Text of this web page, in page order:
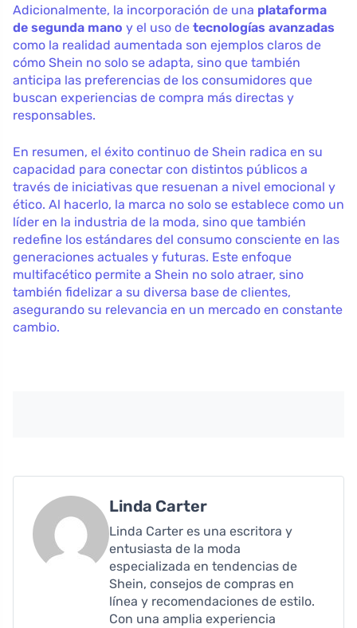
Adicionalmente, la incorporación de una plataforma
de segunda mano y el uso de tecnologías avanzadas
como la realidad aumentada son ejemplos claros de
cómo Shein no solo se adapta, sino que también
anticipa las preferencias de los consumidores que
buscan experiencias de compra más directas y
responsables.
En resumen, el éxito continuo de Shein radica en su
capacidad para conectar con distintos públicos a
través de iniciativas que resuenan a nivel emocional y
ético. Al hacerlo, la marca no solo se establece como un
líder en la industria de la moda, sino que también
redefine los estándares del consumo consciente en las
generaciones actuales y futuras. Este enfoque
multifacético permite a Shein no solo atraer, sino
también fidelizar a su diversa base de clientes,
asegurando su relevancia en un mercado en constante
cambio.
Linda Carter
Linda Carter es una escritora y
entusiasta de la moda
especializada en tendencias de
Shein, consejos de compras en
línea y recomendaciones de estilo.
Con una amplia experiencia